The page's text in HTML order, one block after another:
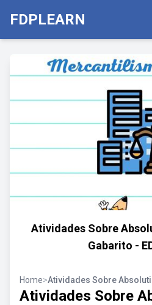
FDPLEARN
Atividades Sobre
Gabarito -
Home>Atividades Sobre
Atividades Sobre